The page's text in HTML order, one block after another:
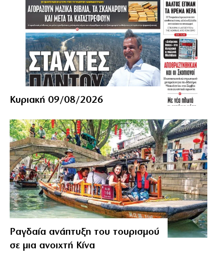
Κυριακή 09/08/2026
Ραγδαία ανάπτυξη του τουρισμού
σε μια ανοιχτή Κίνα